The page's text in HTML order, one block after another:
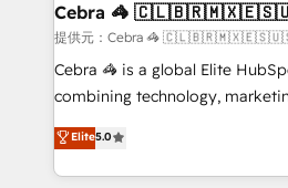
CS: 245% organic growth &
full-funnel HubSpot project ✨
boost with a new HubSpot site Recognized leaders:
🏆 HubSpot Platform Migration
Inbound Campaign of the Year
Award for Best Website 🌟
Cebra 🦓
提供元：Cebra 🦓
Cebra 🦓 is a global Elite
combining technology,
expertise across Latin America
Europe, with teams across 7
we combine local insight with
Elite5.0